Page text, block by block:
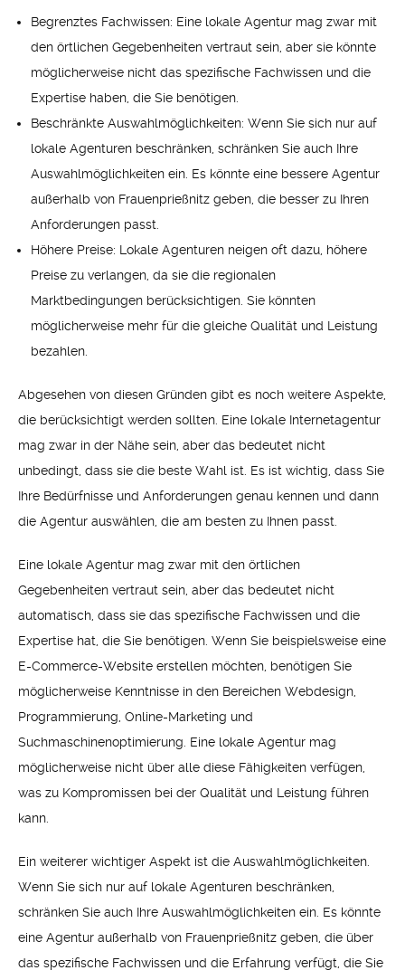
Begrenztes Fachwissen: Eine lokale Agentur mag zwar mit
den örtlichen Gegebenheiten vertraut sein, aber sie könnte
möglicherweise nicht das spezifische Fachwissen und die
Expertise haben, die Sie benötigen.
Beschränkte Auswahlmöglichkeiten: Wenn Sie sich nur auf
lokale Agenturen beschränken, schränken Sie auch Ihre
Auswahlmöglichkeiten ein. Es könnte eine bessere Agentur
außerhalb von Frauenprießnitz geben, die besser zu Ihren
Anforderungen passt.
Höhere Preise: Lokale Agenturen neigen oft dazu, höhere
Preise zu verlangen, da sie die regionalen
Marktbedingungen berücksichtigen. Sie könnten
möglicherweise mehr für die gleiche Qualität und Leistung
bezahlen.
Abgesehen von diesen Gründen gibt es noch weitere Aspekte,
die berücksichtigt werden sollten. Eine lokale Internetagentur
mag zwar in der Nähe sein, aber das bedeutet nicht
unbedingt, dass sie die beste Wahl ist. Es ist wichtig, dass Sie
Ihre Bedürfnisse und Anforderungen genau kennen und dann
die Agentur auswählen, die am besten zu Ihnen passt.
Eine lokale Agentur mag zwar mit den örtlichen
Gegebenheiten vertraut sein, aber das bedeutet nicht
automatisch, dass sie das spezifische Fachwissen und die
Expertise hat, die Sie benötigen. Wenn Sie beispielsweise eine
E-Commerce-Website erstellen möchten, benötigen Sie
möglicherweise Kenntnisse in den Bereichen Webdesign,
Programmierung, Online-Marketing und
Suchmaschinenoptimierung. Eine lokale Agentur mag
möglicherweise nicht über alle diese Fähigkeiten verfügen,
was zu Kompromissen bei der Qualität und Leistung führen
kann.
Ein weiterer wichtiger Aspekt ist die Auswahlmöglichkeiten.
Wenn Sie sich nur auf lokale Agenturen beschränken,
schränken Sie auch Ihre Auswahlmöglichkeiten ein. Es könnte
eine Agentur außerhalb von Frauenprießnitz geben, die über
das spezifische Fachwissen und die Erfahrung verfügt, die Sie